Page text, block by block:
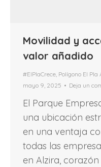
Movilidad y
valor añadido
#ElPlaCrece, Polígono El Pla
mayo 9, 2025
Deja un
El Parque
una ubicación
en una ventaja
todas las
en Alzira,